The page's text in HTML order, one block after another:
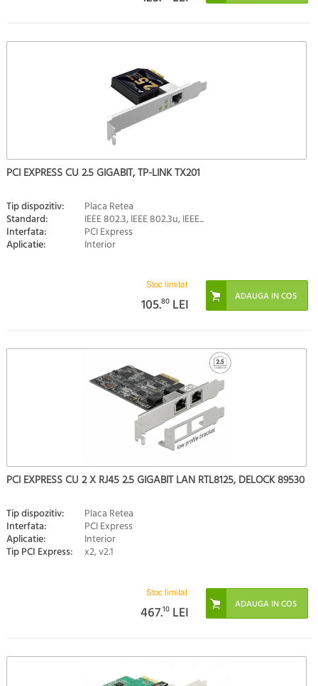
PCI EXPRESS CU 2.5 GIGABIT, TP-LINK TX201
Tip dispozitiv: Placa Retea
Standard: IEEE 802.3, IEEE 802.3u, IEEE...
Interfata: PCI Express
Aplicatie: Interior
Stoc limitat
105.80 LEI
PCI EXPRESS CU 2 X RJ45 2.5 GIGABIT LAN RTL8125, DELOCK 89530
Tip dispozitiv: Placa Retea
Interfata: PCI Express
Aplicatie: Interior
Tip PCI Express: x2, v2.1
Stoc limitat
467.10 LEI